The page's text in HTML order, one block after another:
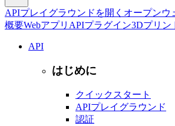
APIプレイグラウンドを開く オープンウ
概要Webアプリ APIプラグイン3Dプリン
API
はじめに
クイックスタート
APIプレイグラウンド
認証